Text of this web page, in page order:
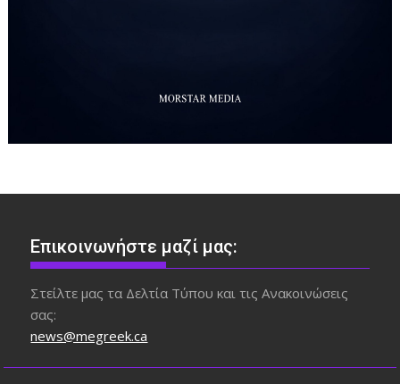
Επικοινωνήστε μαζί μας:
Στείλτε μας τα Δελτία Τύπου και τις Ανακοινώσεις
σας:
news@megreek.ca